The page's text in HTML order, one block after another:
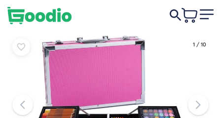
1 / 10
-4% 5 490 Ft
Kosárba